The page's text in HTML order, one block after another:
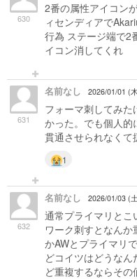
630
2番の属性アイコン
ィセンディアで
行為 ステージ端で2
イコン消してくれ
631
名前なし 2026/01/01 (
フォーマ刺してみ
かった。でも個人
貫通させられなくて
1
632
名前なし 2026/01/03 (
通常プライマリと
ワーク刺すとなん
かAWとプライマリ
どコイツはどうな
ど重複するならそ